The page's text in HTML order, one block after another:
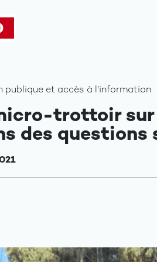
publique et accès à l'information
trottoir sur
des questions